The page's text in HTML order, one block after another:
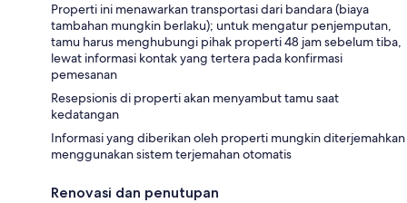
Properti ini menawarkan transportasi dari bandara (biaya
tambahan mungkin berlaku); untuk mengatur penjemputan,
tamu harus menghubungi pihak properti 48 jam sebelum tiba,
lewat informasi kontak yang tertera pada konfirmasi
pemesanan
Resepsionis di properti akan menyambut tamu saat
kedatangan
Informasi yang diberikan oleh properti mungkin diterjemahkan
menggunakan sistem terjemahan otomatis
Renovasi dan penutupan